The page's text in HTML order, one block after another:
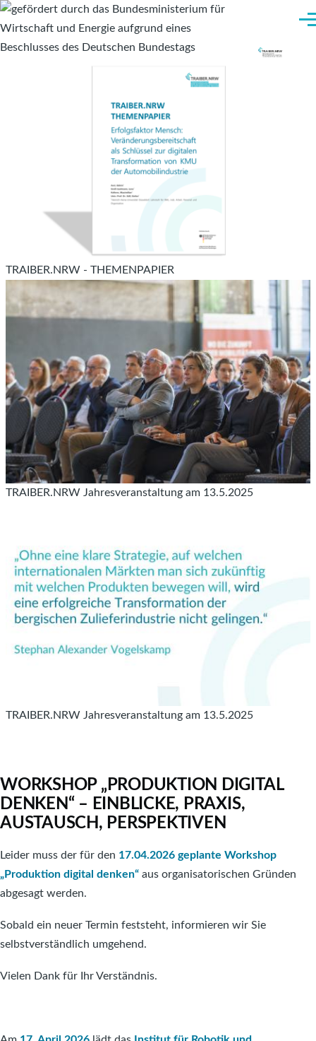
Direkt zum Inhalt
TRAIBER.NRW - THEMENPAPIER
TRAIBER.NRW Jahresveranstaltung am 13.5.2025
TRAIBER.NRW Jahresveranstaltung am 13.5.2025
WORKSHOP „PRODUKTION DIGITAL
DENKEN“ – EINBLICKE, PRAXIS,
AUSTAUSCH, PERSPEKTIVEN
Leider muss der für den 17.04.2026 geplante Workshop
„Produktion digital denken“ aus organisatorischen Gründen
abgesagt werden.
Sobald ein neuer Termin feststeht, informieren wir Sie
selbstverständlich umgehend.
Vielen Dank für Ihr Verständnis.